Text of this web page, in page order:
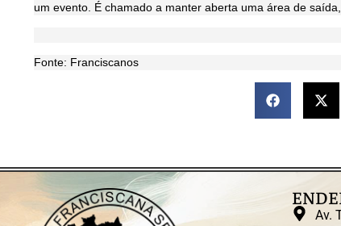
um evento. É chamado a manter aberta uma área de
Fonte: Franciscanos
Av.